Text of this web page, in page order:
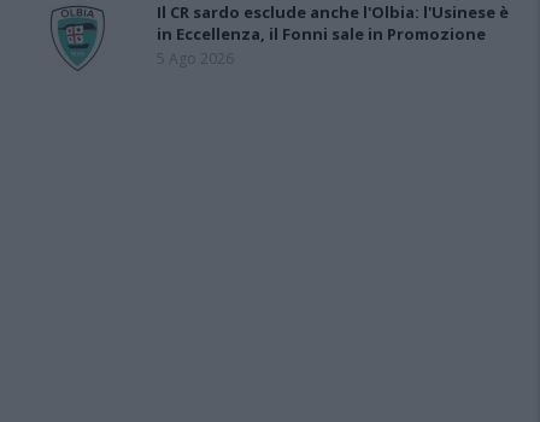
Il CR sardo esclude anche l'Olbia: l'Usinese è
in Eccellenza, il Fonni sale in Promozione
5 Ago 2026